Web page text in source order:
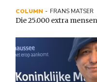
COLUMN FRANS MATSER
Die 25.000 extra